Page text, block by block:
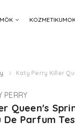
Katy Perry Killer
PERRY
Queen's
De Parfum